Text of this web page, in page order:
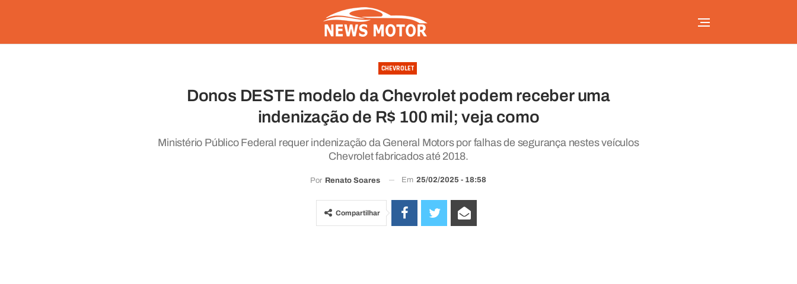
CHEVROLET
Donos DESTE modelo da Chevrolet podem receber uma
indenização de R$ 100 mil; veja como
Ministério Público Federal requer indenização da General Motors por falhas de segurança nestes veículos
Chevrolet fabricados até 2018.
Por Renato Soares Em 25/02/2025 - 18:58
Compartilhar